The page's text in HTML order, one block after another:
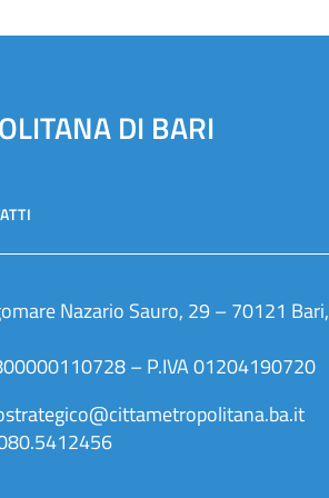
DI BARI
Nazario Sauro, 29 – 70121 Bari,
– P.IVA 01204190720